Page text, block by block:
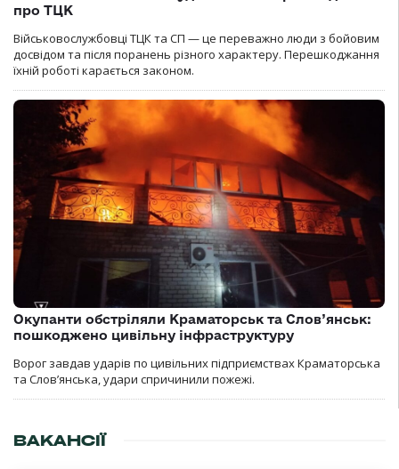
про ТЦК
Військовослужбовці ТЦК та СП — це переважно люди з бойовим
досвідом та після поранень різного характеру. Перешкоджання
їхній роботі карається законом.
Окупанти обстріляли Краматорськ та Слов’янськ:
пошкоджено цивільну інфраструктуру
Ворог завдав ударів по цивільних підприємствах Краматорська
та Слов’янська, удари спричинили пожежі.
ВАКАНСІЇ